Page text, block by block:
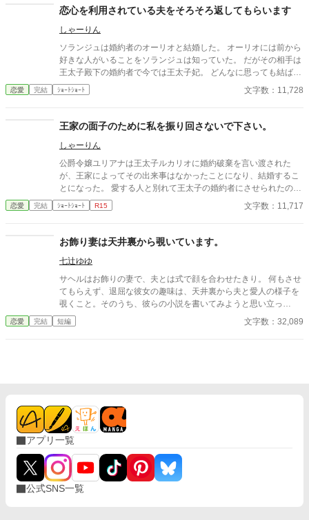
ため、ダイアナは婚約を解消しようとするお話です。
恋心を利用されている夫をそろそろ返してもらいます
しゃーりん
ソランジュは婚約者のオーリオと結婚した。 オーリオには前から
好きな人がいることをソランジュは知っていた。 だがその相手は
王太子殿下の婚約者で今では王太子妃。 どんなに思っても結ばれ
ることはない。 その恋心を王太子殿下に利用され、王太子妃にも
利用されていることにオーリオは気づいていない。 妻であるソラ
でもない。 そんな、いかにも政略結婚をした夫でも必要になった
ので返してもらうというお話です。
恋愛 完結 ｼｮｰﾄｼｮｰﾄ 文字数：11,728
王家の面子のために私を振り回さないで下さい。
しゃーりん
公爵令嬢ユリアナは王太子ルカリオに婚約破棄を言い渡された
が、王家によってその出来事はなかったことになり、結婚するこ
とになった。 愛する人と別れて王太子の婚約者にさせられたのに
本人からは避けされ、それでも結婚させられる。 自分はどこまで
王家に振り回されるのだろう。 国王にもルカリオにも呆れ果てた
るために仕掛けた。 実は、ルカリオは王家の血筋ではなくユリア
ナの公爵家に正統性があるからである。 ユリアナとの結婚を理解
していないルカリオを見限り、愛する人との結婚を企んだお話で
す。
恋愛 完結 ｼｮｰﾄｼｮｰﾄ R15 文字数：11,717
お飾り妻は天井裏から覗いています。
七辻ゆゆ
サヘルはお飾りの妻で、夫とは式で顔を合わせたきり。 何もさせ
てもらえず、退屈な彼女の趣味は、天井裏から夫と愛人の様子を
覗くこと。そのうち、彼らの小説を書いてみようと思い立っ
て……？
恋愛 完結 短編 文字数：32,089
アプリ一覧
公式SNS一覧